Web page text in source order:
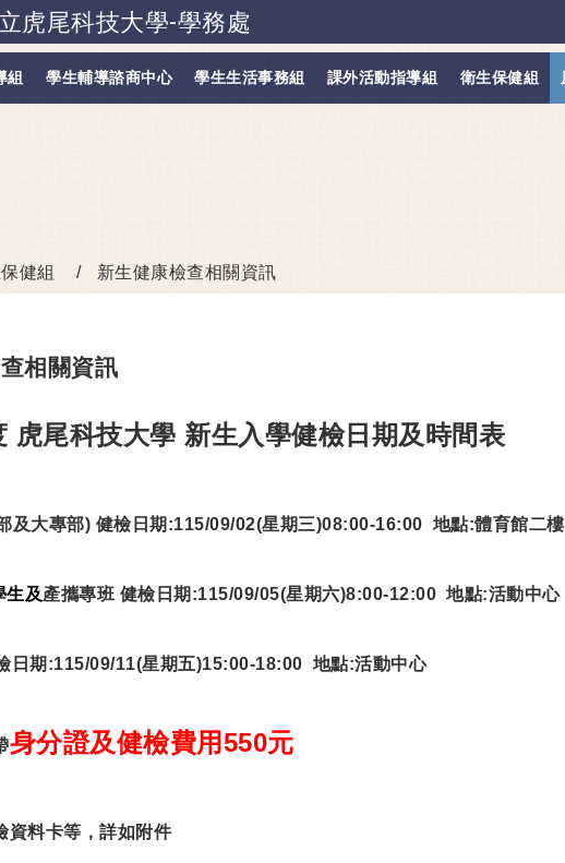
虎尾科技大學-學務處
跳到主要內容
組 學生輔導諮商中心 學生生活事務組 課外活動指導組 衛生保健組
健組 新生健康檢查相關資訊
相關資訊
虎尾科技大學 新生入學健檢日期及時間表
及大專部) 健檢日期:115/09/02(星期三)08:00-16:00 地點:體育館二樓
生及產攜專班 健檢日期:115/09/05(星期六)8:00-12:00 地點:活動中心
日期:115/09/11(星期五)15:00-18:00 地點:活動中心
身分證及健檢費用550元
資料卡等，詳如附件